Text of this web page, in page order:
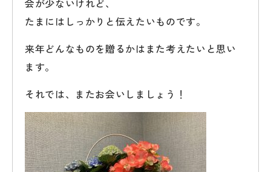
会が少ないけれど、
たまにはしっかりと伝えたいものです。
来年どんなものを贈るかはまた考えたいと思い
ます。
それでは、またお会いしましょう！